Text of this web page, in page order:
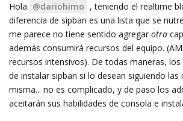
Hola @dariohimo , teniendo el realtime
diferencia de sipban es una lista que se
me parece no tiene sentido agregar otra
además consumirá recursos del equipo.
recursos intensivos). De todas maneras,
de instalar sipban si lo desean siguiendo las
misma... no es complicado, y de paso los
aceitarán sus habilidades de consola e